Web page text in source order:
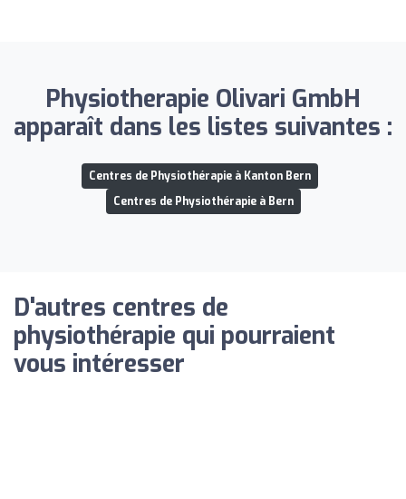
Physiotherapie Olivari GmbH
apparaît dans les listes suivantes :
Centres de Physiothérapie à Kanton Bern
Centres de Physiothérapie à Bern
D'autres centres de
physiothérapie qui pourraient
vous intéresser